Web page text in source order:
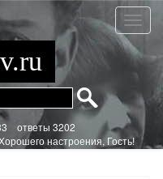
ответы 3202
настроения, Гость!